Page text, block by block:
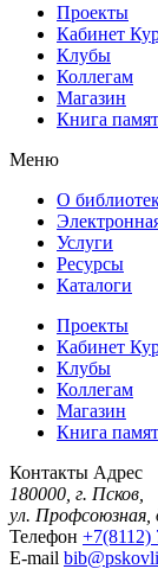
Проекты
Кабинет
Клубы
Коллегам
Магазин
Книга
Меню
О
Услуги
Ресурсы
Каталоги
Проекты
Кабинет
Клубы
Коллегам
Магазин
Книга
Контакты Адрес
180000, г. Псков,
ул. Профсоюзная,
Телефон +7(8112)
E-mail